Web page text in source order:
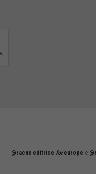
@racne editrice foreurope e